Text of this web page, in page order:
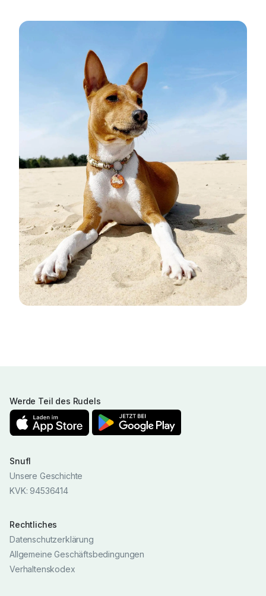
Werde Teil des Rudels
Snufl
Unsere Geschichte
KVK: 94536414
Rechtliches
Datenschutzerklärung
Allgemeine Geschäftsbedingungen
Verhaltenskodex